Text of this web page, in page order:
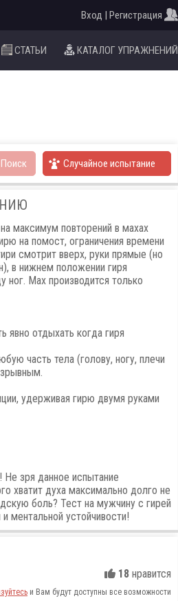
Вход | Регистрация
СТАТЬИ КАТАЛОГ УПРАЖНЕНИЙ
Поиск Случайное испытание
максимум повторений в махах
на помост, ограничения времени
смотрит вверх, руки прямые (но
в нижнем положении гиря
ног. Мах производится только
явно отдыхать когда гиря
часть тела (голову, ногу, плечи
удерживая гирю двумя руками
зря данное испытание
хватит духа максимально долго не
боль? Тест на мужчину с гирей
ментальной устойчивости!
18 нравится
и Вам будут доступны все возможности